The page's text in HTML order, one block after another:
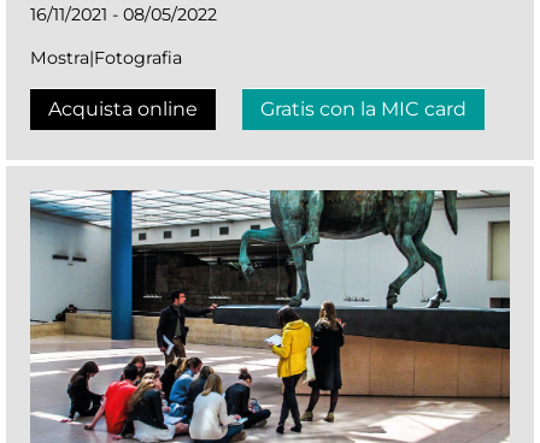
16/11/2021 - 08/05/2022
Mostra|Fotografia
Acquista online Gratis con la MIC card